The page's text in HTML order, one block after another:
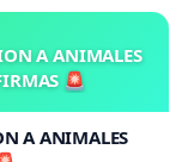
A ANIMALES
🚨
A ANIMALES